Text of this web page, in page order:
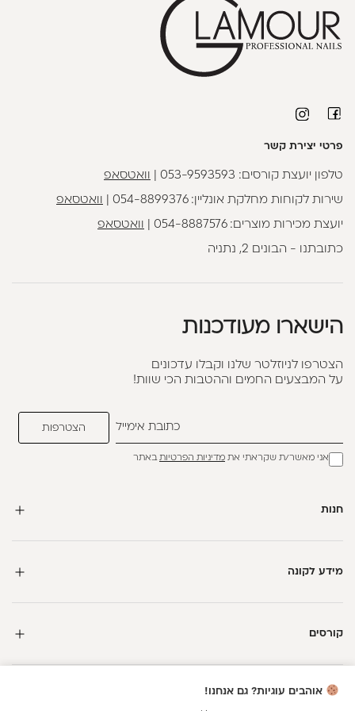
פרטי יצירת קשר
טלפון יועצת קורסים: 053-9593593 וואטסאפ
שירות לקוחות מחלקת אונליין:054-8899376 וואטסאפ
יועצת מכירות מוצרים:054-8887576 וואטסאפ
כתובתנו - הבונים 2, נתניה
הישארו מעודכנות
הצטרפו לניוזלטר שלנו וקבלו עדכונים
על המבצעים החמים וההטבות הכי שוות!
אני מאשר/ת שקראתי את מדיניות הפרטיותבאתר
חנות
מידע לקונה
קורסים
אוהבים עוגיות? גם אנחנו!